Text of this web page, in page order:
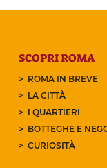
SCOPRI ROMA
ROMA IN BREVE
LA CITTÀ
I QUARTIERI
BOTTEGHE E
CURIOSITÀ